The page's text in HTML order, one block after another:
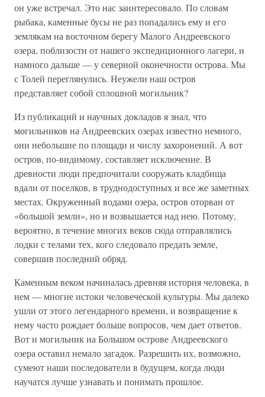
он уже встречал. Это нас заинтересовало. По словам
рыбака, каменные бусы не раз попадались ему и его
землякам на восточном берегу Малого Андреевского
озера, поблизости от нашего экспедиционного лагери, и
намного дальше — у северной оконечности острова. Мы
с Толей переглянулись. Неужели наш остров
представляет собой сплошной могильник?
Из публикаций и научных докладов я знал, что
могильников на Андреевских озерах известно немного,
они небольшие по площади и числу захоронений. А вот
остров, по-видимому, составляет исключение. В
древности люди предпочитали сооружать кладбища
вдали от поселков, в труднодоступных и все же заметных
местах. Окруженный водами озера, остров оторван от
«большой земли», но и возвышается над нею. Потому,
вероятно, в течение многих веков сюда отправлялись
лодки с телами тех, кого следовало предать земле,
совершив последний обряд.
Каменным веком начиналась древняя история человека, в
нем — многие истоки человеческой культуры. Мы далеко
ушли от этого легендарного времени, и возвращение к
нему часто рождает больше вопросов, чем дает ответов.
Вот и могильник на Большом острове Андреевского
озера оставил немало загадок. Разрешить их, возможно,
сумеют наши последователи в будущем, когда люди
научатся лучше узнавать и понимать прошлое.